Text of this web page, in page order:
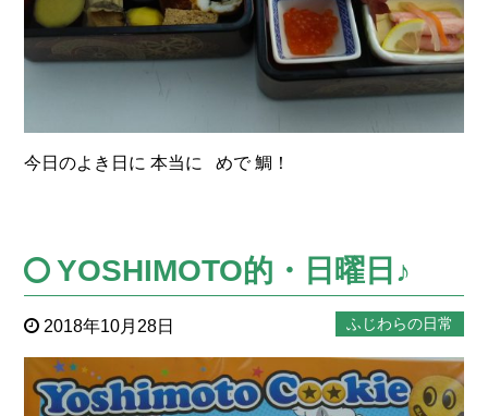
今日のよき日に 本当に めで 鯛！
YOSHIMOTO的・日曜日♪
2018年10月28日 ふじわらの日常